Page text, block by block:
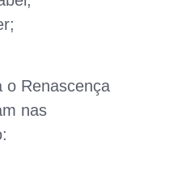
o Renascença
nas